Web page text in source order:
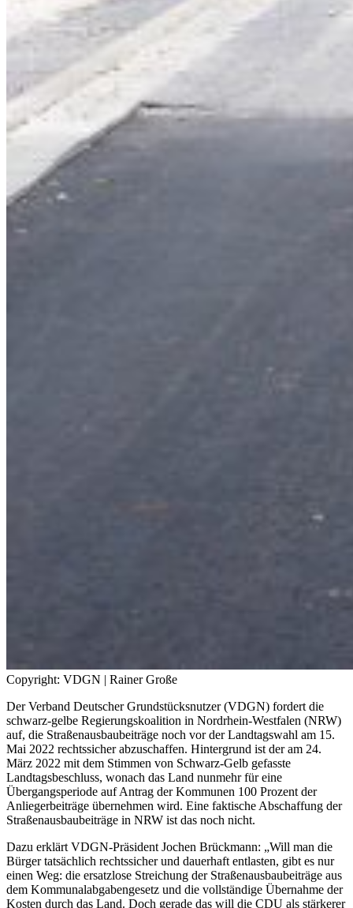
Copyright: VDGN | Rainer Große
Der Verband Deutscher Grundstücksnutzer (VDGN) fordert die
schwarz-gelbe Regierungskoalition in Nordrhein-Westfalen (NRW)
auf, die Straßenausbaubeiträge noch vor der Landtagswahl am 15.
Mai 2022 rechtssicher abzuschaffen. Hintergrund ist der am 24.
März 2022 mit dem Stimmen von Schwarz-Gelb gefasste
Landtagsbeschluss, wonach das Land nunmehr für eine
Übergangsperiode auf Antrag der Kommunen 100 Prozent der
Anliegerbeiträge übernehmen wird. Eine faktische Abschaffung der
Straßenausbaubeiträge in NRW ist das noch nicht.
Dazu erklärt VDGN-Präsident Jochen Brückmann: „Will man die
Bürger tatsächlich rechtssicher und dauerhaft entlasten, gibt es nur
einen Weg: die ersatzlose Streichung der Straßenausbaubeiträge aus
dem Kommunalabgabengesetz und die vollständige Übernahme der
Kosten durch das Land. Doch gerade das will die CDU als stärkerer